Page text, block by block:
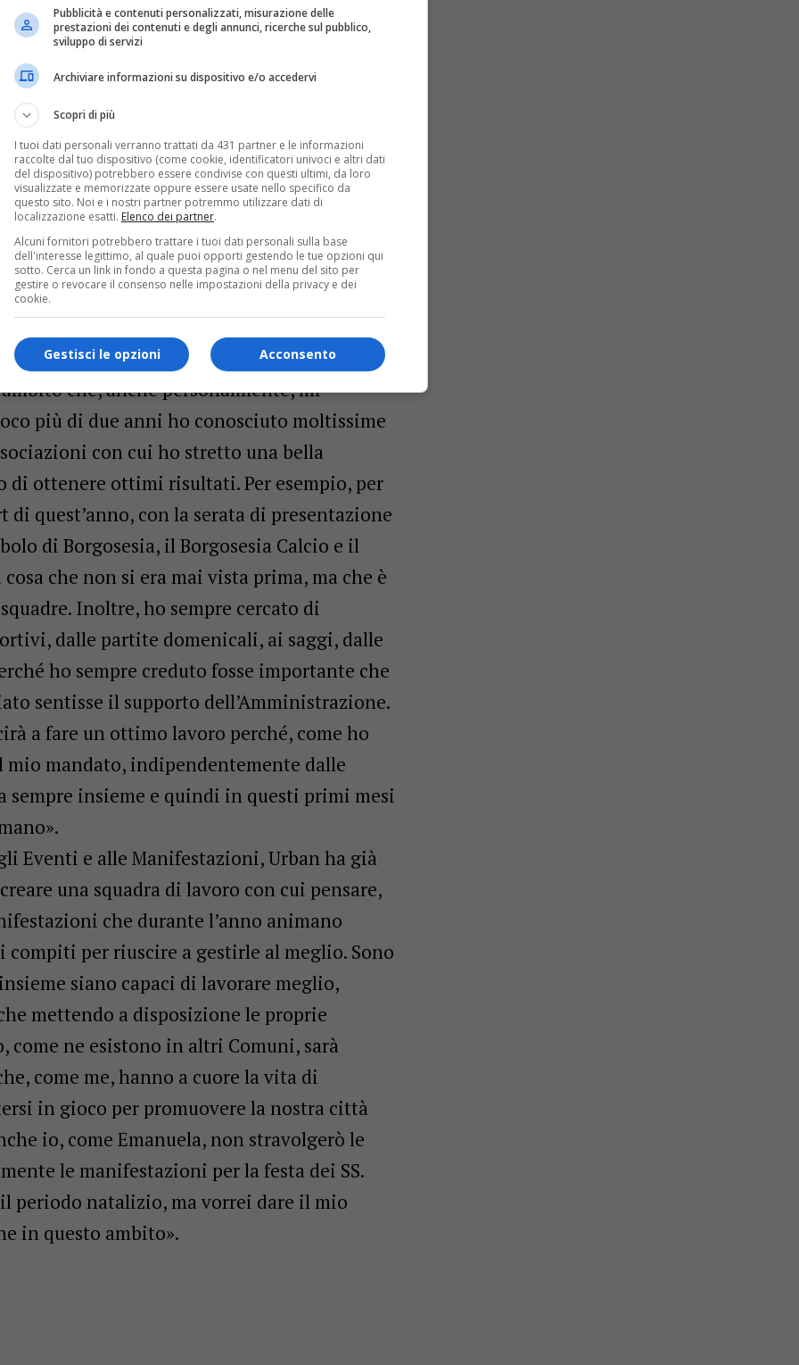
Sicuramente la Festa dello Sport, che
associazioni e dai gruppi sportivi, rimarrà un
In proposito, sto già valutando la
in quel fine settimana qualche sportivo di
e che incontrerà i cittadini.
socio assistenziali, una responsabilità
la delega a Sport e Biblioteca ma rimane
e del Museo C. Conti, ha raccolto
nuovo, in quanto darsi nuovi obiettivi
nel proprio lavoro, e io ho sempre cercato
Lasciare la delega allo Sport, confesso,
che, anche personalmente, mi
più di due anni ho conosciuto moltissime
con cui ho stretto una bella
di ottenere ottimi risultati. Per esempio, per
di quest’anno, con la serata di presentazione
di Borgosesia, il Borgosesia Calcio e il
che non si era mai vista prima, ma che è
Inoltre, ho sempre cercato di
dalle partite domenicali, ai saggi, dalle
ho sempre creduto fosse importante che
sentisse il supporto dell’Amministrazione.
a fare un ottimo lavoro perché, come ho
mandato, indipendentemente dalle
sempre insieme e quindi in questi primi mesi
Eventi e alle Manifestazioni, Urban ha già
una squadra di lavoro con cui pensare,
che durante l’anno animano
compiti per riuscire a gestirle al meglio. Sono
siano capaci di lavorare meglio,
mettendo a disposizione le proprie
come ne esistono in altri Comuni, sarà
come me, hanno a cuore la vita di
in gioco per promuovere la nostra città
io, come Emanuela, non stravolgerò le
le manifestazioni per la festa dei SS.
periodo natalizio, ma vorrei dare il mio
in questo ambito».
Pubblicità e contenuti personalizzati, misurazione delle
prestazioni dei contenuti e degli annunci, ricerche sul pubblico,
sviluppo di servizi
Archiviare informazioni su dispositivo e/o accedervi
Scopri di più
I tuoi dati personali verranno trattati da 431 partner e le informazioni
raccolte dal tuo dispositivo (come cookie, identificatori univoci e altri dati
del dispositivo) potrebbero essere condivise con questi ultimi, da loro
visualizzate e memorizzate oppure essere usate nello specifico da
questo sito. Noi e i nostri partner potremmo utilizzare dati di
localizzazione esatti. Elenco dei partner.
Alcuni fornitori potrebbero trattare i tuoi dati personali sulla base
dell'interesse legittimo, al quale puoi opporti gestendo le tue opzioni qui
sotto. Cerca un link in fondo a questa pagina o nel menu del sito per
gestire o revocare il consenso nelle impostazioni della privacy e dei
cookie.
Acconsento
Gestisci le opzioni